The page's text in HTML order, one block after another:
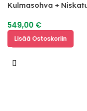
Kulmasohva +
549,00 €
Lisää Ostoskoriin